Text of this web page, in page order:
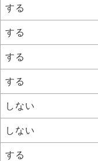
する
する
する
する
しない
しない
する